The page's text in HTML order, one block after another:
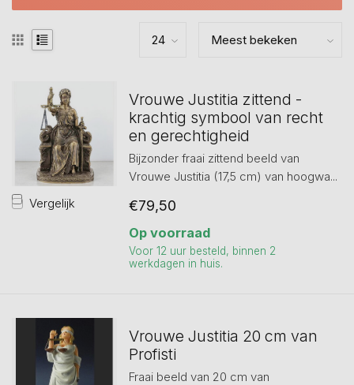
Vergelijk
Vrouwe Justitia zittend -
krachtig symbool van recht
en gerechtigheid
Bijzonder fraai zittend beeld van
Vrouwe Justitia (17,5 cm) van hoogwa...
€79,50
Op voorraad
Voor 12 uur besteld, binnen 2
werkdagen in huis.
Vrouwe Justitia 20 cm van
Profisti
Fraai beeld van 20 cm van